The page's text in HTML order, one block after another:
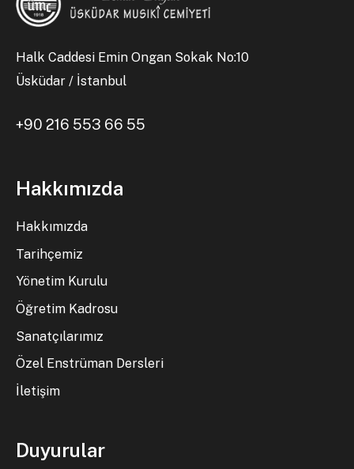
Halk Caddesi Emin Ongan Sokak No:10
Üsküdar / İstanbul
+90 216 553 66 55
Hakkımızda
Hakkımızda
Tarihçemiz
Yönetim Kurulu
Öğretim Kadrosu
Sanatçılarımız
Özel Enstrüman Dersleri
İletişim
Duyurular